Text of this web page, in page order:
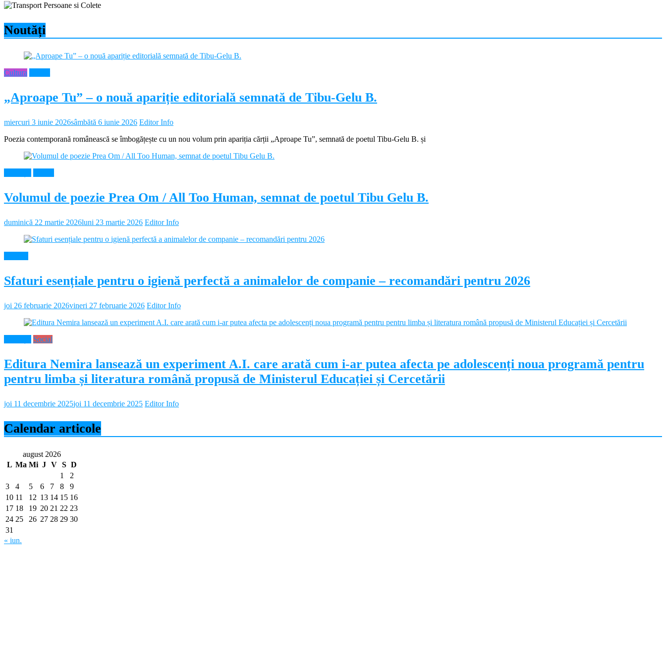
Noutăți
Cultura
„Aproape Tu” – o nouă apariție editorială semnată de Tibu-Gelu B.
miercuri 3 iunie 2026sâmbătă 6 iunie 2026 Editor Info
Poezia contemporană românească se îmbogățește cu un nou volum prin apariția cărții „Aproape Tu”, semnată de poetul Tibu-Gelu B. și
Volumul de poezie Prea Om / All Too Human, semnat de poetul Tibu Gelu B.
duminică 22 martie 2026luni 23 martie 2026 Editor Info
Sfaturi esențiale pentru o igienă perfectă a animalelor de companie – recomandări pentru 2026
joi 26 februarie 2026vineri 27 februarie 2026 Editor Info
Social
Editura Nemira lansează un experiment A.I. care arată cum i-ar putea afecta pe adolescenți noua programă pentru
pentru limba și literatura română propusă de Ministerul Educației și Cercetării
joi 11 decembrie 2025joi 11 decembrie 2025 Editor Info
Calendar articole
august 2026
L Ma Mi J V S D
1
2
3
4 5 6 7 8
9
10 11 12 13 14 15 16
17 18 19 20 21 22 23
24 25 26 27 28 29 30
31
« iun.